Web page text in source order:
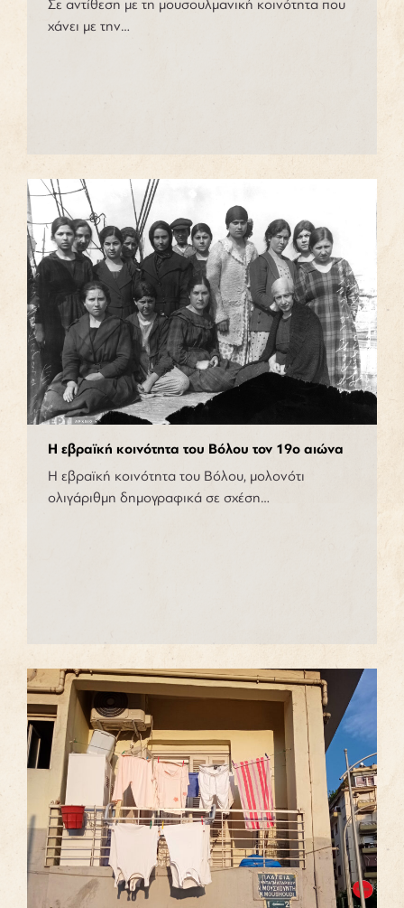
Σε αντίθεση με τη μουσουλμανική κοινότητα που
χάνει με την…
Η εβραϊκή κοινότητα του Βόλου τον 19ο αιώνα
Η εβραϊκή κοινότητα του Βόλου, μολονότι
ολιγάριθμη δημογραφικά σε σχέση…